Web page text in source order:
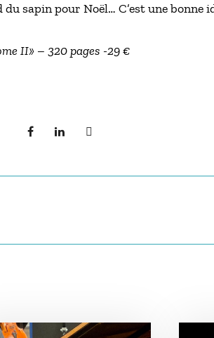
sapin pour Noël… C’est une bonne
II» – 320 pages -29 €